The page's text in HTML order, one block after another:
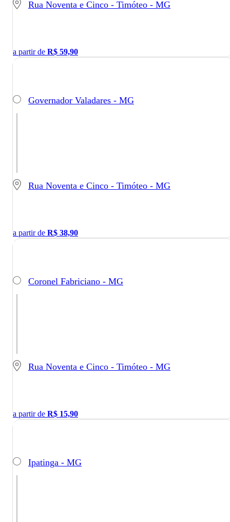
Rua Noventa e Cinco - Timóteo - MG
a partir de R$ 59,90
Governador Valadares - MG
Rua Noventa e Cinco - Timóteo - MG
a partir de R$ 38,90
Coronel Fabriciano - MG
Rua Noventa e Cinco - Timóteo - MG
a partir de R$ 15,90
Ipatinga - MG